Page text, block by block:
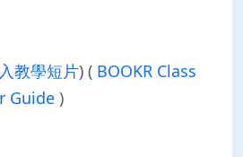
教學短片) ( BOOKR Class
Guide )